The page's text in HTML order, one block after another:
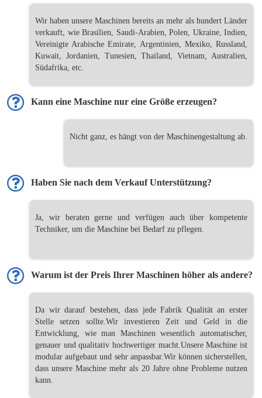
Wir haben unsere Maschinen bereits an mehr als hundert Länder
verkauft, wie Brasilien, Saudi-Arabien, Polen, Ukraine, Indien,
Vereinigte Arabische Emirate, Argentinien, Mexiko, Russland,
Kuwait, Jordanien, Tunesien, Thailand, Vietnam, Australien,
Südafrika, etc.
Kann eine Maschine nur eine Größe erzeugen?
Nicht ganz, es hängt von der Maschinengestaltung ab.
Haben Sie nach dem Verkauf Unterstützung?
Ja, wir beraten gerne und verfügen auch über kompetente
Techniker, um die Maschine bei Bedarf zu pflegen.
Warum ist der Preis Ihrer Maschinen höher als andere?
Da wir darauf bestehen, dass jede Fabrik Qualität an erster
Stelle setzen sollte.Wir investieren Zeit und Geld in die
Entwicklung, wie man Maschinen wesentlich automatischer,
genauer und qualitativ hochwertiger macht.Unsere Maschine ist
modular aufgebaut und sehr anpassbar.Wir können sicherstellen,
dass unsere Maschine mehr als 20 Jahre ohne Probleme nutzen
kann.